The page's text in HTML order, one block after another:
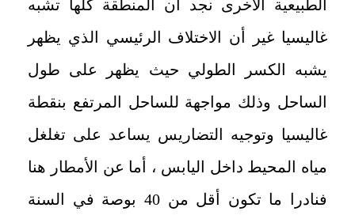
الطبيعية الاخرى نجد أن المنطقة كلها تشبه
غاليسيا غير أن الاختلاف الرئيسي الذي يظهر
يشبه الكسر الطولي حيث يظهر على طول
الساحل وذلك مواجهة للساحل المرتفع بنقطة
غاليسيا وتوجيه التضاريس يساعد على تغلغل
مياه المحيط داخل اليابس ،
أما عن الأمطار هنا
فنادرا ما تكون أقل من 40 بوصة في السنة